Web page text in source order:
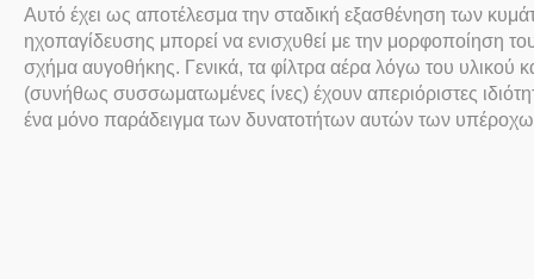
Αυτό έχει ως αποτέλεσμα την σταδική εξασθένηση των
ηχοπαγίδευσης μπορεί να ενισχυθεί με την μορφοποίηση
σχήμα αυγοθήκης. Γενικά, τα φίλτρα αέρα λόγω του υλικού
(συνήθως συσσωματωμένες ίνες) έχουν απεριόριστες
ένα μόνο παράδειγμα των δυνατοτήτων αυτών των